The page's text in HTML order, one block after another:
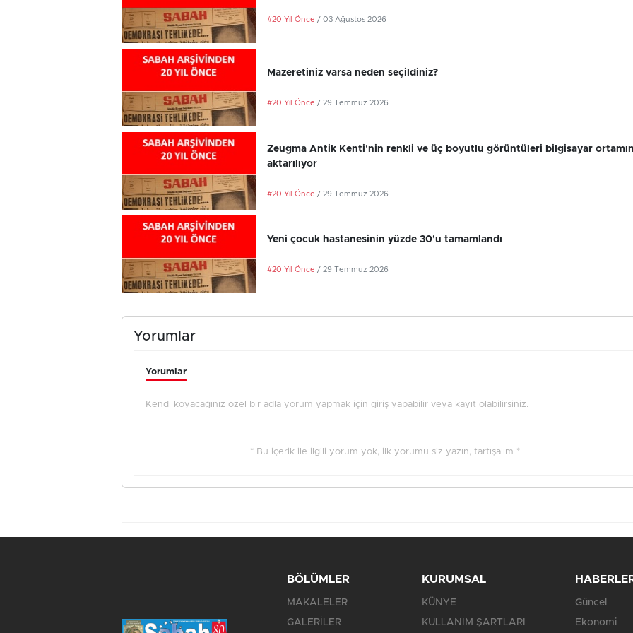
#20 Yıl Önce / 03 Ağustos 2026
Mazeretiniz varsa neden seçildiniz?
#20 Yıl Önce / 29 Temmuz 2026
Zeugma Antik Kenti'nin renkli ve üç boyutlu görüntüleri bilgisayar
aktarılıyor
#20 Yıl Önce / 29 Temmuz 2026
Yeni çocuk hastanesinin yüzde 30'u tamamlandı
#20 Yıl Önce / 29 Temmuz 2026
Yorumlar
Yorumlar
Kendi koyacağınız özel bir adla yorum yapmak için giriş yapabilir veya kayıt olabilirsiniz.
* Bu içerik ile ilgili yorum yok, ilk yorumu siz yazın, tartışalım *
BÖLÜMLER
MAKALELER
GALERİLER
KURUMSAL
KÜNYE
KULLANIM ŞARTLARI
Güncel
Ekonomi